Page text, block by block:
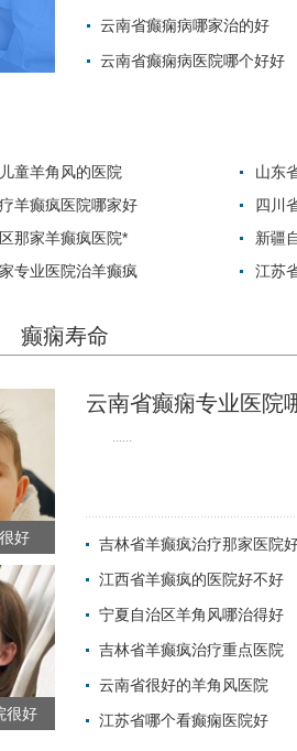
云南省癫痫病哪家治的好
云南省癫痫病医院哪个好好
童羊角风的医院
山东
羊癫疯医院哪家好
四川
那家羊癫疯医院*
新疆
专业医院治羊癫疯 江苏
癫痫寿命
好
很好
云南省癫痫专业医院
......
吉林省羊癫疯治疗那家医院
江西省羊癫疯的医院好不好
宁夏自治区羊角风哪治得好
吉林省羊癫疯治疗重点医院
云南省很好的羊角风医院
江苏省哪个看癫痫医院好